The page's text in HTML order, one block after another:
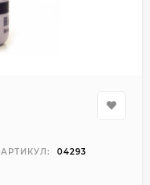
АРТИКУЛ: 04293